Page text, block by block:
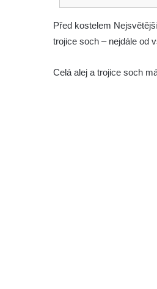
Socha Chalikotérium
Socha Smilodon v
Socha Veledaněk v
Socha Koroun
Socha Medvěd
Socha Mamutí lebka
Socha Mamut
Socha Orel v ZOO
Socha Vydry si hrají
Socha Přátelství v
Socha Matka příroda
Socha Lišky v ZOO
Socha Kudlanka v
Socha Vlčice s
Před kostelem
trojice soch – nejdále od
Celá alej a trojice soch